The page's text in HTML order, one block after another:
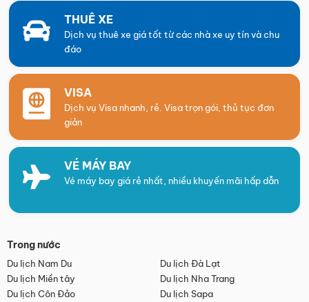
THUÊ XE
Dịch vụ thuê xe giá tốt từ các nhà xe uy tín và chu
đáo
VISA
Dịch vụ Visa nhanh, rẻ. Visa trọn gói, thủ tục đơn
giản
VÉ MÁY BAY
Vé máy bay giá rẻ nhất, nhiều khuyến mãi hấp dẫn
Trong nước
Du lịch Nam Du
Du lịch Đà Lạt
Du lịch Miền tây
Du lịch Nha Trang
Du lịch Côn Đảo
Du lịch Sapa